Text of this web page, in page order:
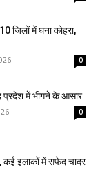
जिलों में घना कोहरा,
0
प्रदेश में भीगने के आसार
0
कई इलाकों में सफेद चादर